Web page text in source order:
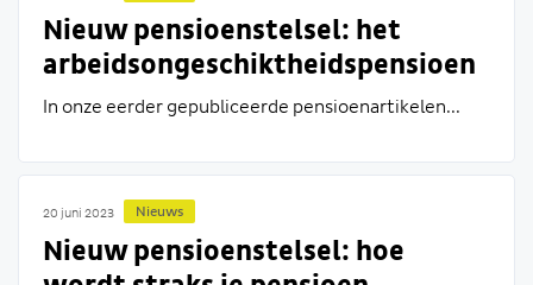
Nieuw pensioenstelsel: het
arbeidsongeschiktheidspensioen
In onze eerder gepubliceerde pensioenartikelen...
20 juni 2023 Nieuws
Nieuw pensioenstelsel: hoe